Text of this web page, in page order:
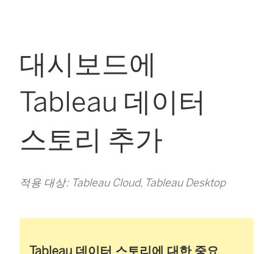
대시보드에
Tableau 데이터
스토리 추가
적용 대상: Tableau Cloud, Tableau Desktop
Tableau 데이터 스토리에 대한 중요